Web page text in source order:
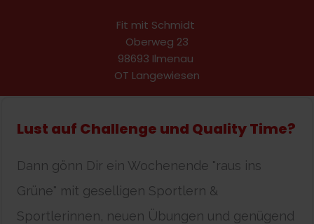
Fit mit Schmidt
Oberweg 23
98693 Ilmenau
OT Langewiesen
Lust auf Challenge und Quality Time?
Dann gönn Dir ein Wochenende "raus ins
Grüne" mit geselligen Sportlern &
Sportlerinnen, neuen Übungen und genügend